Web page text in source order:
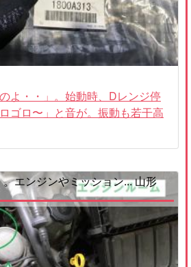
よ・・」。始動時、Dレンジ停
ゴロ〜」と音が。振動も若干高
エンジンやミッション... 山形